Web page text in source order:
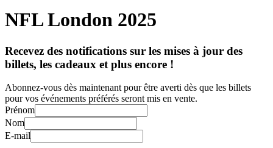
NFL London 2025
Recevez des notifications sur les mises à jour des
billets, les cadeaux et plus encore !
Abonnez-vous dès maintenant pour être averti dès que les billets
pour vos événements préférés seront mis en vente.
Prénom
Nom
E-mail